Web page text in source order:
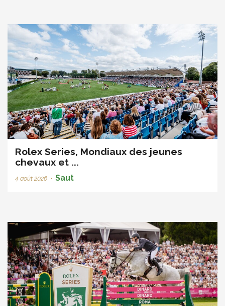
Rolex Series, Mondiaux des jeunes
chevaux et ...
4 août 2026 • Saut